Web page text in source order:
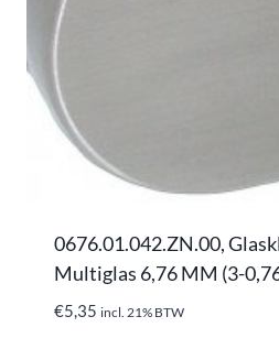
0676.01.042.ZN.00,
Multiglas 6,76 MM (3-
€5,35 incl. 21% BTW